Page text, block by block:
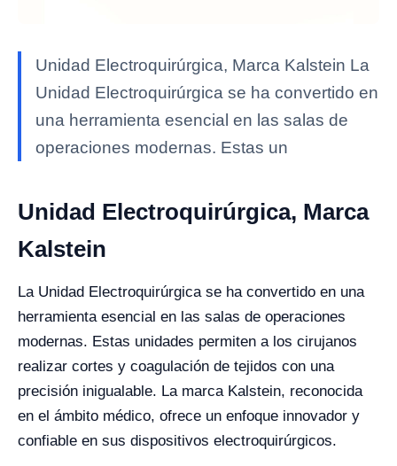
Unidad Electroquirúrgica, Marca Kalstein La
Unidad Electroquirúrgica se ha convertido en
una herramienta esencial en las salas de
operaciones modernas. Estas un
Unidad Electroquirúrgica, Marca
Kalstein
La Unidad Electroquirúrgica se ha convertido en una
herramienta esencial en las salas de operaciones
modernas. Estas unidades permiten a los cirujanos
realizar cortes y coagulación de tejidos con una
precisión inigualable. La marca Kalstein, reconocida
en el ámbito médico, ofrece un enfoque innovador y
confiable en sus dispositivos electroquirúrgicos.